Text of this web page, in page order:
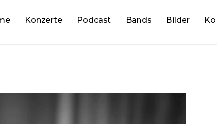
Konzerte Podcast Bands Bilder